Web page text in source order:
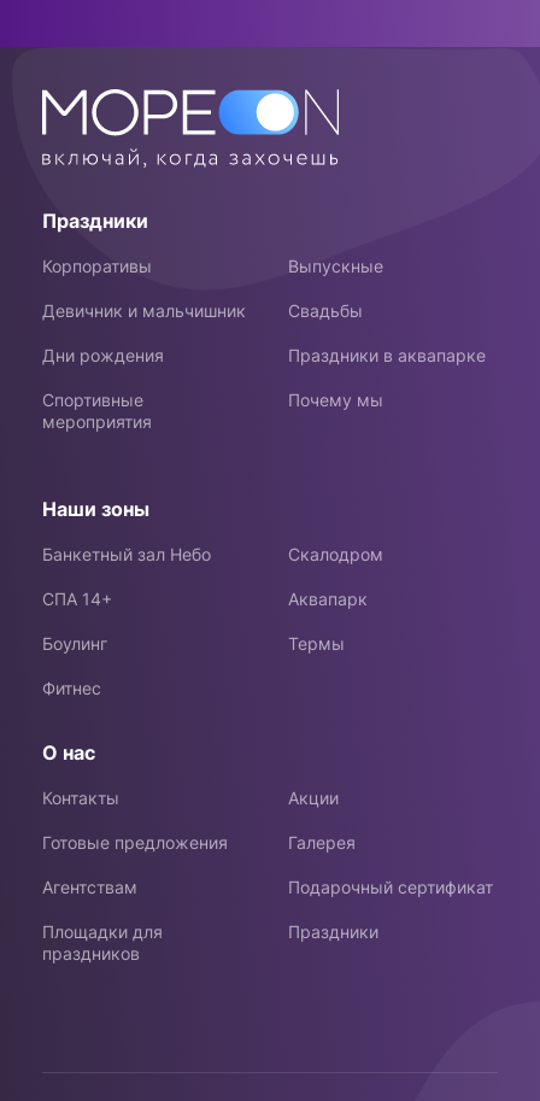
Праздники
Корпоративы Выпускные
Девичник и мальчишник Свадьбы
Дни рождения Праздники в аквапарке
Спортивные
мероприятия
Почему мы
Наши зоны
Банкетный зал Небо Скалодром
СПА 14+ Аквапарк
Боулинг Термы
Фитнес
О нас
Контакты Акции
Готовые предложения Галерея
Агентствам Подарочный сертификат
Площадки для
праздников
Праздники